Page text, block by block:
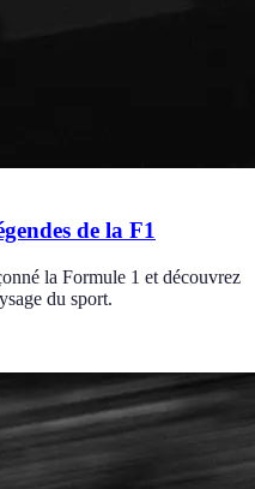
de la F1
la Formule 1 et découvrez
du sport.